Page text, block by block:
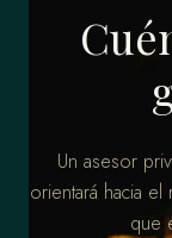
Un asesor
orientará hacia
que